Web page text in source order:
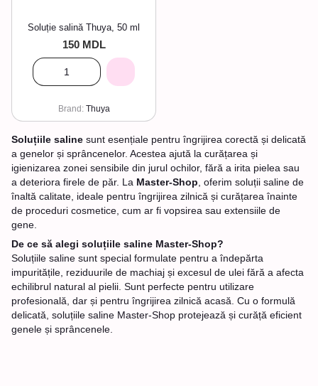
Soluție salină Thuya, 50 ml
150 MDL
Brand Thuya
Soluțiile saline sunt esențiale pentru îngrijirea corectă și delicată
a genelor și sprâncenelor. Acestea ajută la curățarea și
igienizarea zonei sensibile din jurul ochilor, fără a irita pielea sau
a deteriora firele de păr. La Master-Shop , oferim soluții saline de
înaltă calitate, ideale pentru îngrijirea zilnică și curățarea înainte
de proceduri cosmetice, cum ar fi vopsirea sau extensiile de
gene.
De ce să alegi soluțiile saline Master-Shop?
Soluțiile saline sunt special formulate pentru a îndepărta
impuritățile, reziduurile de machiaj și excesul de ulei fără a afecta
echilibrul natural al pielii. Sunt perfecte pentru utilizare
profesională, dar și pentru îngrijirea zilnică acasă. Cu o formulă
delicată, soluțiile saline Master-Shop protejează și curăță eficient
genele și sprâncenele.